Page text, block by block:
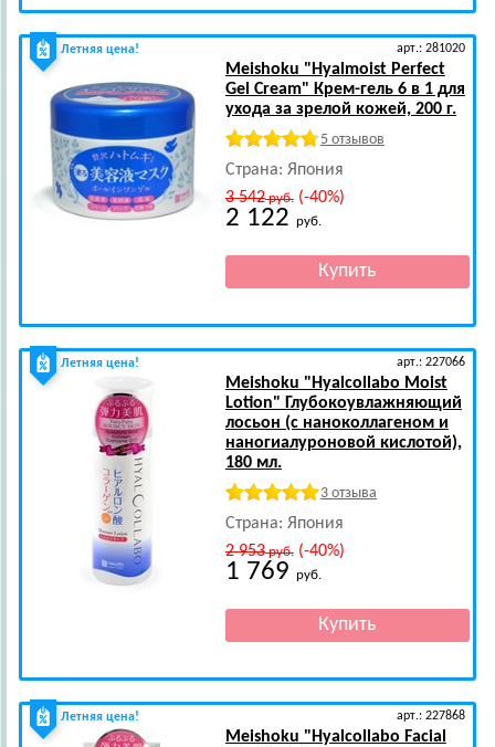
Летняя цена! арт.: 281020
Meishoku "Hyalmoist Perfect
Gel Cream" Крем-гель 6 в 1 для
ухода за зрелой кожей, 200 г.
5 отзывов
Страна: Япония
3 542руб.(-40%)
2 122 руб.
Летняя цена! арт.: 227066
Meishoku "Hyalcollabo Moist
Lotion" Глубокоувлажняющий
лосьон (с наноколлагеном и
наногиалуроновой кислотой),
180 мл.
3 отзыва
Страна: Япония
2 953руб.(-40%)
1 769 руб.
Летняя цена! арт.: 227868
Meishoku "Hyalcollabo Facial